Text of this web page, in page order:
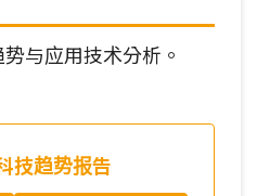
与应用技术分析。
技趋势报告